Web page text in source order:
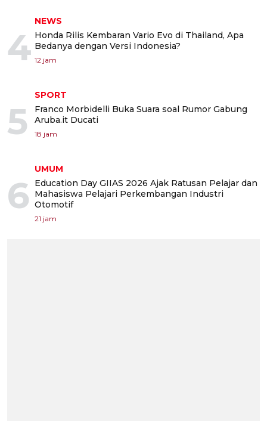
4
NEWS
Honda Rilis Kembaran Vario Evo di Thailand, Apa
Bedanya dengan Versi Indonesia?
12 jam
5
SPORT
Franco Morbidelli Buka Suara soal Rumor Gabung
Aruba.it Ducati
18 jam
6
UMUM
Education Day GIIAS 2026 Ajak Ratusan Pelajar dan
Mahasiswa Pelajari Perkembangan Industri
Otomotif
21 jam